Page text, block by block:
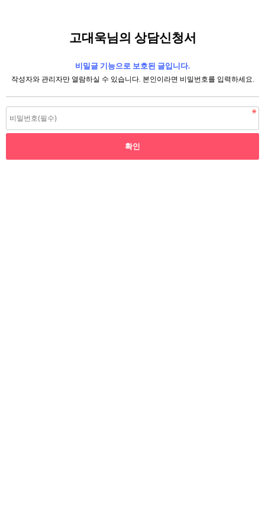
고대욱님의 상담신청서
비밀글 기능으로 보호된 글입니다.
작성자와 관리자만 열람하실 수 있습니다. 본인이라면 비밀번호를 입력하세요.